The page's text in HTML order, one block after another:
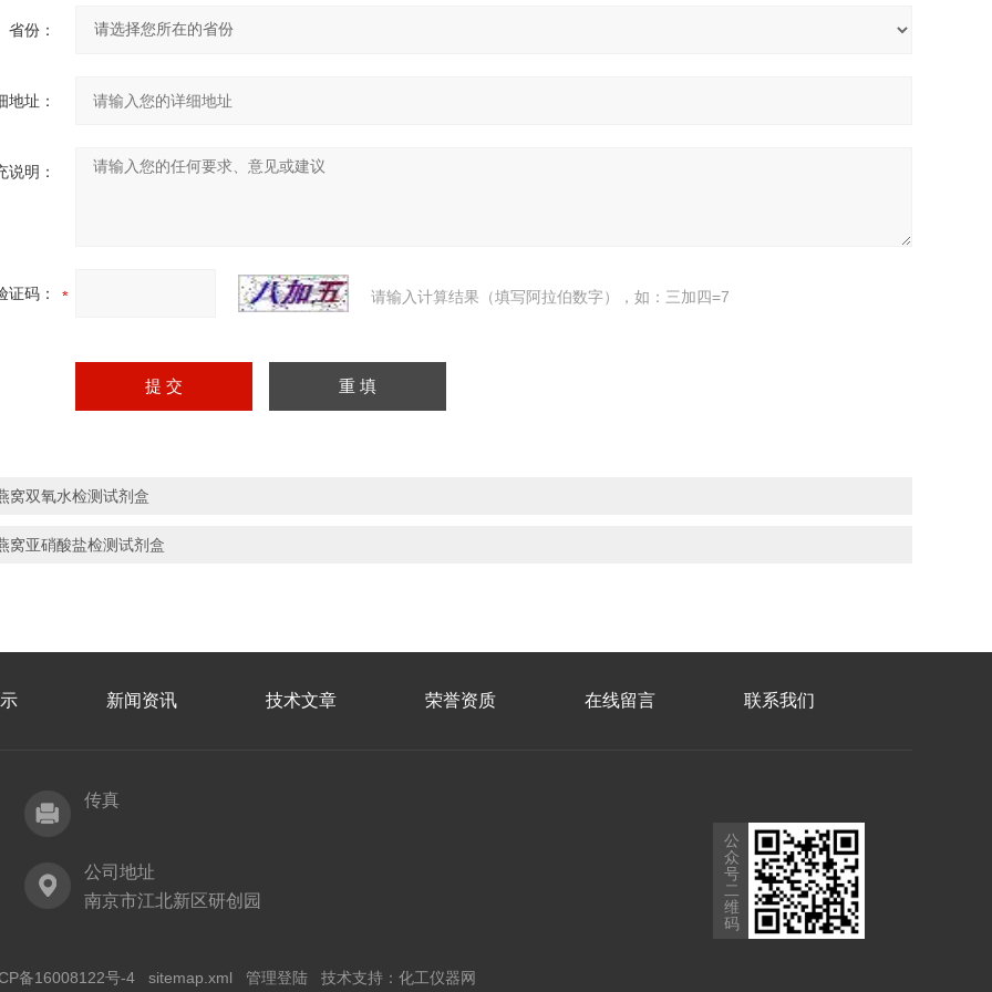
省份：
地址：
说明：
证码： 请输入计算结果（填写阿拉伯数字），如：三加四=7
窝双氧水检测试剂盒
窝亚硝酸盐检测试剂盒
新闻资讯 技术文章 荣誉资质 在线留言 联系我们
传真
公司地址
南京市江北新区研创园
备16008122号-4 sitemap.xml 管理登陆 技术支持： 化工仪器网
公
众
号
二
维
码